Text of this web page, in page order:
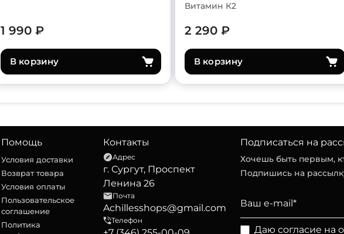
1 990 ₽
В корзину
Витамин К2
2 290 ₽
В корзину
Помощь
Условия доставки
Возврат товара
Условия оплаты
Пользовательское
соглашение
Политика
Контакты
Адрес
г. Сургут, Проспект
Ленина 26
Почта
Achillesshops@gmail.com
Телефон
Подписаться на
Хочешь быть первым,
Подпишись на
Даю согласие на